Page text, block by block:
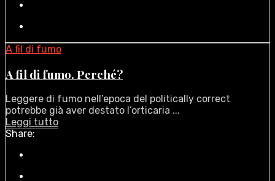
A fil di fumo
A fil di fumo. Perché?
Leggere di fumo nell’epoca del politically correct
potrebbe già aver destato l’orticaria ...
Leggi tutto
Share: